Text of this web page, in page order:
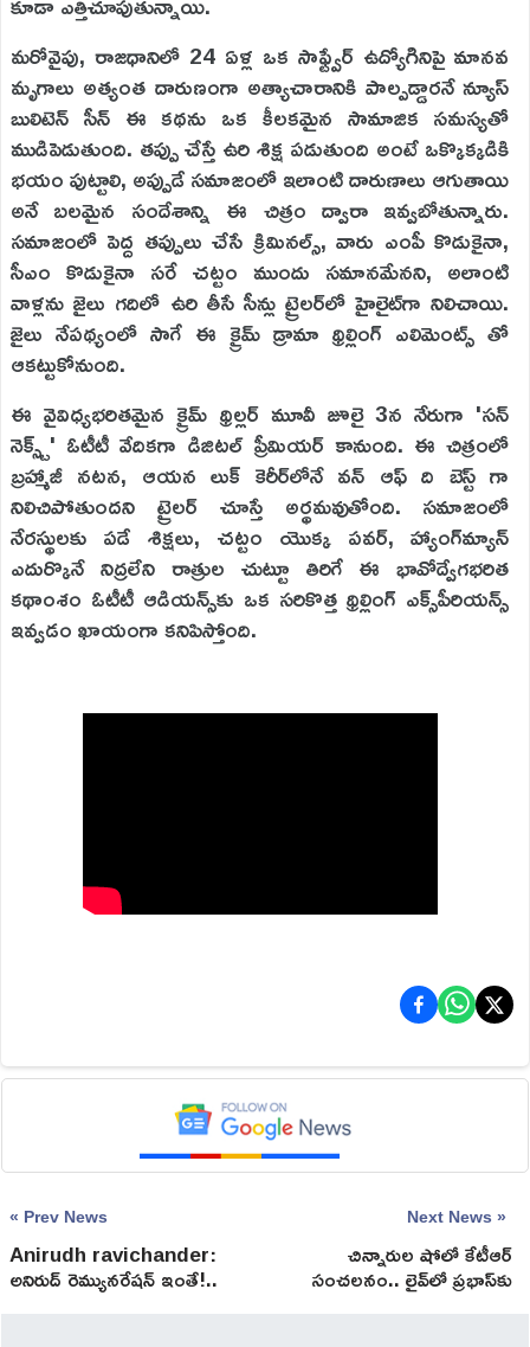
మరోవైపు, రాజధానిలో 24 ఏళ్ల ఒక సాఫ్ట్వేర్ ఉద్యోగినిపై మానవ
మృగాలు అత్యంత దారుణంగా అత్యాచారానికి పాల్పడ్డారనే న్యూస్
బులిటెన్ సీన్ ఈ కథను ఒక కీలకమైన సామాజిక సమస్యతో
ముడిపెడుతుంది. తప్పు చేస్తే ఉరి శిక్ష పడుతుంది అంటే ఒక్కొక్కడికి
భయం పుట్టాలి, అప్పుడే సమాజంలో ఇలాంటి దారుణాలు ఆగుతాయి
అనే బలమైన సందేశాన్ని ఈ చిత్రం ద్వారా ఇవ్వబోతున్నారు.
సమాజంలో పెద్ద తప్పులు చేసే క్రిమినల్స్, వారు ఎంపీ కొడుకైనా,
సీఎం కొడుకైనా సరే చట్టం ముందు సమానమేనని, అలాంటి
వాళ్లను జైలు గదిలో ఉరి తీసే సీన్లు ట్రైలర్‌లో హైలైట్‌గా నిలిచాయి.
జైలు నేపథ్యంలో సాగే ఈ క్రైమ్ డ్రామా థ్రిల్లింగ్ ఎలిమెంట్స్ తో
ఆకట్టుకోనుంది.
ఈ వైవిధ్యభరితమైన క్రైమ్ థ్రిల్లర్ మూవీ జూలై 3న నేరుగా 'సన్
నెక్స్ట్' ఓటీటీ వేదికగా డిజిటల్ ప్రీమియర్ కానుంది. ఈ చిత్రంలో
బ్రహ్మాజీ నటన, ఆయన లుక్ కెరీర్‌లోనే వన్ ఆఫ్ ది బెస్ట్ గా
నిలిచిపోతుందని ట్రైలర్ చూస్తే అర్థమవుతోంది. సమాజంలో
నేరస్థులకు పడే శిక్షలు, చట్టం యొక్క పవర్, హ్యాంగ్‌మ్యాన్
ఎదుర్కొనే నిద్రలేని రాత్రుల చుట్టూ తిరిగే ఈ భావోద్వేగభరిత
కథాంశం ఓటీటీ ఆడియన్స్‌కు ఒక సరికొత్త థ్రిల్లింగ్ ఎక్స్‌పీరియన్స్
ఇవ్వడం ఖాయంగా కనిపిస్తోంది.
« Prev News
Anirudh ravichander:
అనిరుద్ రెమ్యునరేషన్ ఇంతే!..
మరి క్యూ కడుతున్నారుగా
Next News »
చిన్నారుల షోలో కేటీఆర్
సంచలనం.. లైవ్‌లో ప్రభాస్‌కు
ఫోన్!